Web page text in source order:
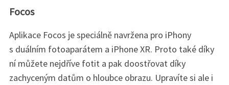
Focos
Aplikace Focos je speciálně navržena pro iPhony
s duálním fotoaparátem a iPhone XR. Proto také díky
ní můžete nejdříve fotit a pak doostřovat díky
zachyceným datům o hloubce obrazu. Upravíte si ale i